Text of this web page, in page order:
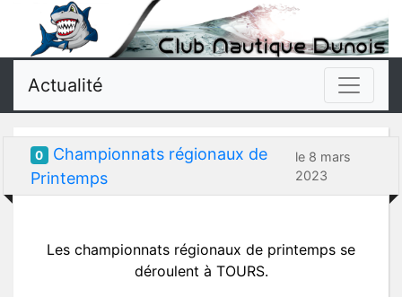
Actualité
0
Championnats régionaux de
Printemps
le 8 mars
2023
Les championnats régionaux de printemps se
déroulent à TOURS.